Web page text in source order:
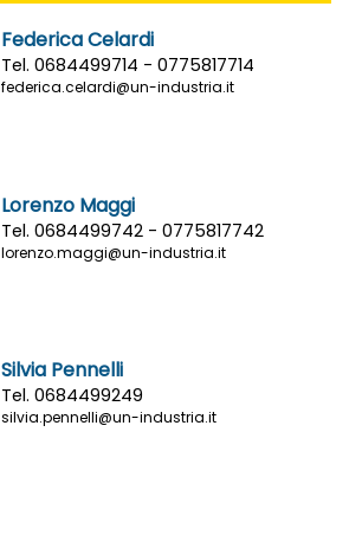
Federica Celardi
Tel. 0684499714 - 0775817714
federica.celardi@un-industria.it
Lorenzo Maggi
Tel. 0684499742 - 0775817742
lorenzo.maggi@un-industria.it
Silvia Pennelli
Tel. 0684499249
silvia.pennelli@un-industria.it